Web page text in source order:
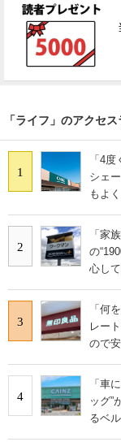
「ライフ」のアクセ
1
「4
シェ
もよ
2
「家
の
心し
3
「何
レー
ので
4
「車
ッグ”
るベ